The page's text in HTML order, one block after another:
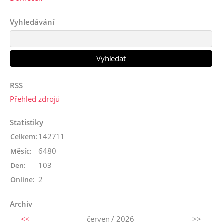
Vyhledávání
RSS
Přehled zdrojů
Statistiky
Online: 2
Celkem: 142711
Měsíc: 6480
Den: 103
Archiv
<<
červen / 2026 >>